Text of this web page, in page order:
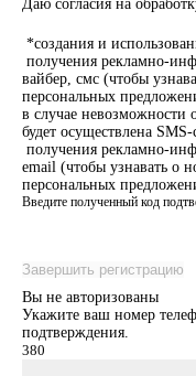
Даю согласия на
*создания и
получения рекламно-
вайбер, смс (чтобы
персональных
в случае невозможности
будет осуществлена
получения рекламно-
email (чтобы узнавать о
персональных
Введите полученный код
Завершить регистрацию
Вы не авторизованы
Укажите ваш номер
подтверждения.